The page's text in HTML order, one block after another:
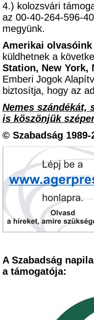
4.) kolozsvári
az 00-40-264-596-
megyünk.
Amerikai
küldhetnek a
Station, New York,
Emberi Jogok
biztosítja, hogy az
Nemes szándékát,
is köszönjük
© Szabadság
A Szabadság
a támogatója: